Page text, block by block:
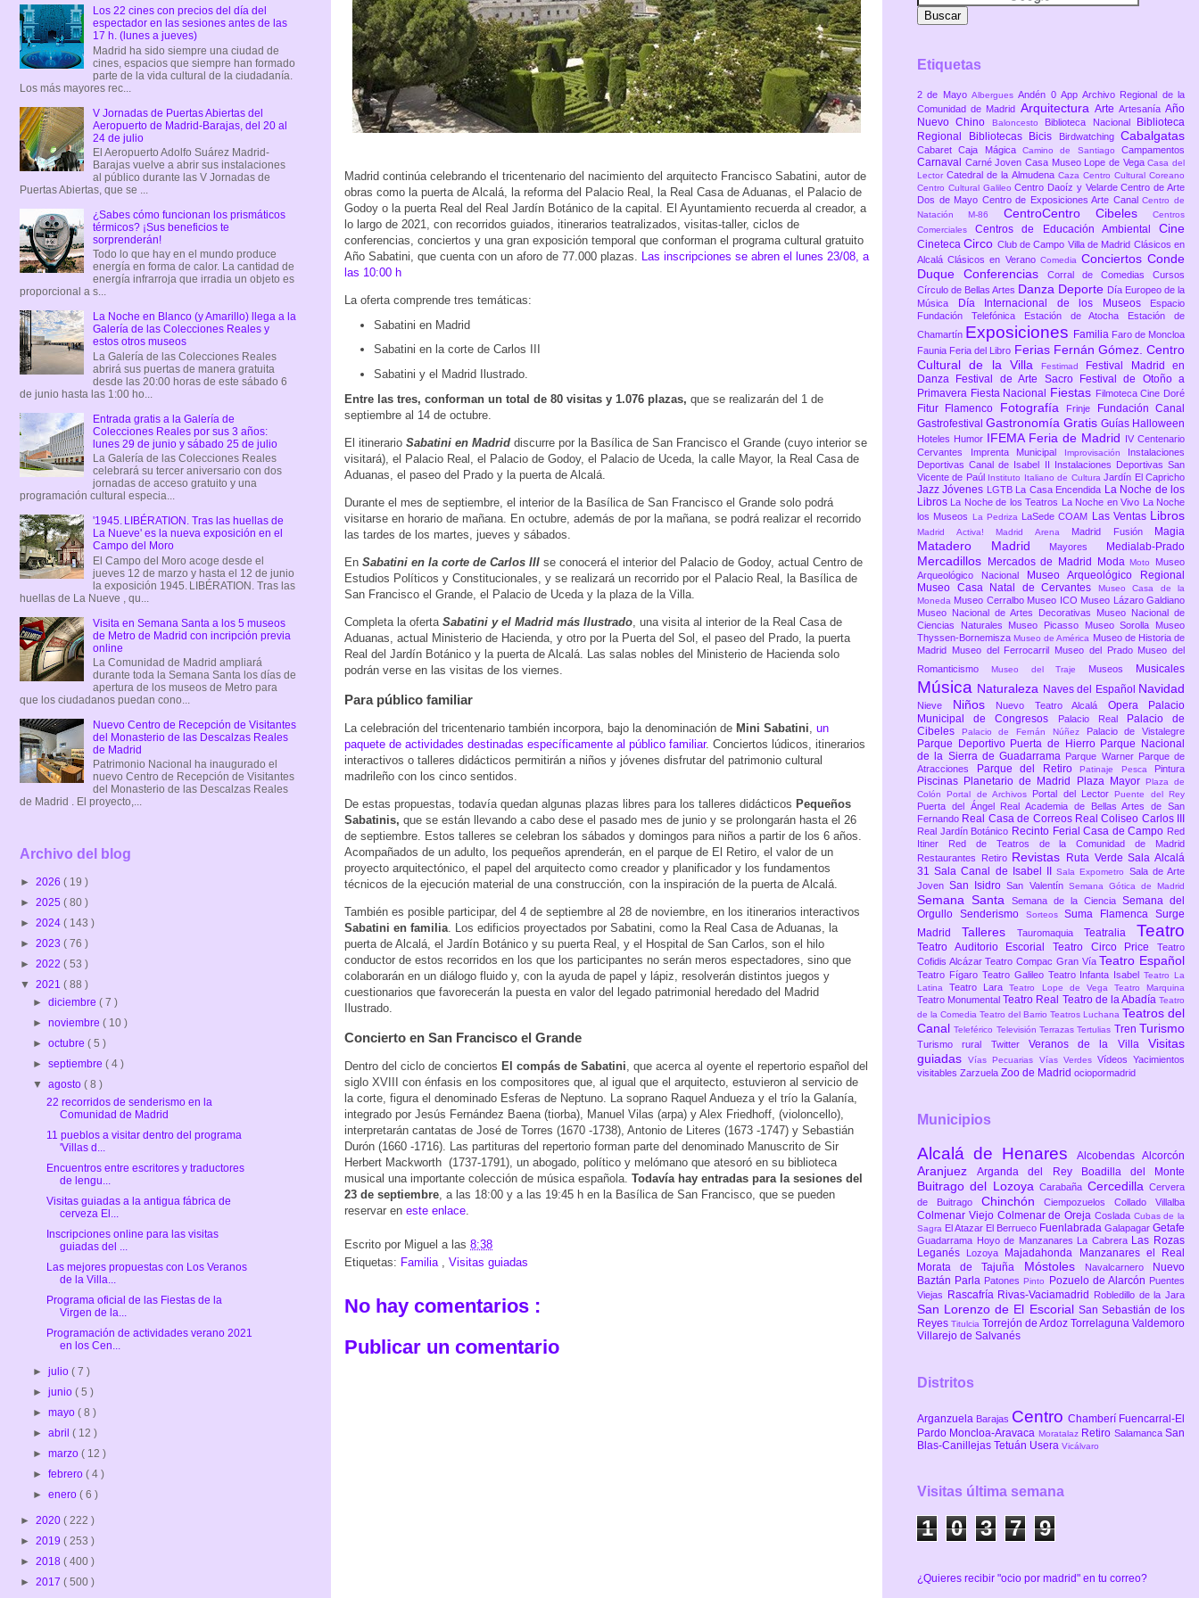
Madrid continúa celebrando el tricentenario del nacimiento del arquitecto Francisco Sabatini, autor de
obras como la puerta de Alcalá, la reforma del Palacio Real, la Real Casa de Aduanas, el Palacio de
Godoy o la puerta Real del Real Jardín Botánico de la capital. El Ayuntamiento recuerda al creador, a
lo largo de 2021, con recorridos guiados, itinerarios teatralizados, visitas-taller, ciclos de
conferencias, conciertos y una gran exposición temporal que conforman el programa cultural gratuito
Año Sabatini, que cuenta con un aforo de 77.000 plazas.
Las inscripciones se abren el lunes 23/08, a
las 10:00 h
La oferta comprende tres temáticas:
Sabatini en Madrid
Sabatini en la corte de Carlos III
Sabatini y el Madrid Ilustrado.
Entre las tres, conforman un total de 80 visitas y 1.076 plazas, que se realizarán del 1 de
septiembre al 14 de octubre.
El itinerario Sabatini en Madrid discurre por la Basílica de San Francisco el Grande (cuyo interior se
visitará), el Palacio Real, el Palacio de Godoy, el Palacio de Uceda, la calle Mayor, la Real Casa de
Aduanas, el paseo del Prado y la puerta de Alcalá.
Durante el mes de septiembre, el interior de la Basílica de San Francisco el Grande solo podrá
visitarse en horario de mañana. En octubre, además de por la mañana, se podrá realizar el recorrido
las tardes de los martes, jueves y sábados.
En Sabatini en la corte de Carlos III se conocerá el interior del Palacio de Godoy, actual Centro de
Estudios Políticos y Constitucionales, y se realizará un recorrido por el Palacio Real, la Basílica de
San Francisco el Grande, el Palacio de Uceda y la plaza de la Villa.
Completa la oferta Sabatini y el Madrid más Ilustrado , una visita al interior de la Real Casa de
Aduanas, actual Ministerio de Hacienda, y otro por la Puerta del Sol, el paseo del Prado, la puerta
Real del Jardín Botánico y la puerta de Alcalá. Las salas nobles del Ministerio de Hacienda solo
podrán verse en las visitas de los viernes.
Para público familiar
La celebración del tricentenario también incorpora, bajo la denominación de Mini Sabatini un
paquete de actividades destinadas específicamente al público familiar. Conciertos lúdicos, itinerarios
interactivos o talleres didácticos permitirán a niños y jóvenes disfrutar del patrimonio cultural
madrileño con los cinco sentidos.
De estas propuestas, todavía quedan algunas plazas libres para los talleres didácticos Pequeños
Sabatinis, que se están llevando a cabo dese el pasado mes de junio y se prolongarán hasta el 26
de septiembre. Estos talleres se celebran los sábados y domingos para niños a partir de los 6 años.
Acompañados de un adulto, los pequeños aprenderán, en el parque de El Retiro, el valor de un
proyecto arquitectónico, el papel del arquitecto como creador y planificador y los fundamentos
técnicos de la ejecución material de una construcción, con la inspiración de la puerta de Alcalá.
También es posible participar, del 4 de septiembre al 28 de noviembre, en los itinerarios interactivos
Sabatini en familia . Los edificios proyectados por Sabatini, como la Real Casa de Aduanas, la
puerta de Alcalá, el Jardín Botánico y su puerta Real, y el Hospital de San Carlos, son el hilo
conductor de estos recorridos en los que los participantes no serán meros espectadores, sino que
colaborarán en un diálogo fluido y, con la ayuda de papel y lápiz, resolverán distintos juegos y
cuestionarios que favorecerán la puesta en valor del legado patrimonial heredado del Madrid
Ilustrado.
Concierto en San Francisco el Grande
Dentro del ciclo de conciertos El compás de Sabatini , que acerca al oyente el repertorio español del
siglo XVIII con énfasis en los compositores que, al igual que el arquitecto, estuvieron al servicio de
la corte, figura el denominado Esferas de Neptuno. La soprano Raquel Andueza y el trío la Galanía,
integrado por Jesús Fernández Baena (tiorba), Manuel Vilas (arpa) y Alex Friedhoff, (violoncello),
interpretarán cantatas de José de Torres (1670 -1738), Antonio de Literes (1673 -1747) y Sebastián
Durón (1660 -1716). Las partituras del repertorio forman parte del denominado Manuscrito de Sir
Herbert Mackworth (1737-1791), un abogado, político y melómano que atesoró en su biblioteca
musical una importante colección de música española. Todavía hay entradas para la sesiones del
23 de septiembre , a las 18:00 y a las 19:45 h en la Basílica de San Francisco, que se pueden
reservar en este enlace
Escrito por Miguel a las 8:38
Etiquetas: Familia , Visitas guiadas
No hay comentarios :
Publicar un comentario
Los 22 cines con precios del día del
espectador en las sesiones antes de las
17 h. (lunes a jueves)
Madrid ha sido siempre una ciudad de
cines, espacios que siempre han formado
parte de la vida cultural de la ciudadanía.
Los más mayores rec...
V Jornadas de Puertas Abiertas del
Aeropuerto de Madrid-Barajas, del 20 al
24 de julio
El Aeropuerto Adolfo Suárez Madrid-
Barajas vuelve a abrir sus instalaciones
al público durante las V Jornadas de
Puertas Abiertas, que se ...
¿Sabes cómo funcionan los prismáticos
térmicos? ¡Sus beneficios te
sorprenderán!
Todo lo que hay en el mundo produce
energía en forma de calor. La cantidad de
energía infrarroja que irradia un objeto es
proporcional a s...
La Noche en Blanco (y Amarillo) llega a la
Galería de las Colecciones Reales y
estos otros museos
La Galería de las Colecciones Reales
abrirá sus puertas de manera gratuita
desde las 20:00 horas de este sábado 6
de junio hasta las 1:00 ho...
Entrada gratis a la Galería de
Colecciones Reales por sus 3 años:
lunes 29 de junio y sábado 25 de julio
La Galería de las Colecciones Reales
celebrará su tercer aniversario con dos
jornadas de acceso gratuito y una
programación cultural especia...
'1945. LIBÉRATION. Tras las huellas de
La Nueve' es la nueva exposición en el
Campo del Moro
El Campo del Moro acoge desde el
jueves 12 de marzo y hasta el 12 de junio
la exposición 1945. LIBÉRATION. Tras las
huellas de La Nueve , qu...
Visita en Semana Santa a los 5 museos
de Metro de Madrid con incripción previa
online
La Comunidad de Madrid ampliará
durante toda la Semana Santa los días de
apertura de los museos de Metro para
que los ciudadanos puedan cono...
Nuevo Centro de Recepción de Visitantes
del Monasterio de las Descalzas Reales
de Madrid
Patrimonio Nacional ha inaugurado el
nuevo Centro de Recepción de Visitantes
del Monasterio de las Descalzas Reales
de Madrid . El proyecto,...
Archivo del blog
► 2026 ( 19 )
► 2025 ( 80 )
► 2024 ( 143 )
► 2023 ( 76 )
► 2022 ( 53 )
▼ 2021 ( 88 )
►diciembre( 7 )
►noviembre( 10 )
►octubre( 5 )
►septiembre( 4 )
▼agosto( 8 )
22 recorridos de senderismo en la
Comunidad de Madrid
11 pueblos a visitar dentro del programa
'Villas d...
Encuentros entre escritores y traductores
de lengu...
Visitas guiadas a la antigua fábrica de
cerveza El...
Inscripciones online para las visitas
guiadas del ...
Las mejores propuestas con Los Veranos
de la Villa...
Programa oficial de las Fiestas de la
Virgen de la...
Programación de actividades verano 2021
en los Cen...
►julio( 7 )
►junio( 5 )
►mayo( 8 )
►abril( 12 )
►marzo( 12 )
►febrero( 4 )
►enero( 6 )
► 2020 ( 222 )
► 2019 ( 253 )
► 2018 ( 400 )
► 2017 ( 500 )
Etiquetas
2 de Mayo AlberguesAndén 0 AppArchivo Regional de la
Comunidad de Madrid Arquitectura Arte ArtesaníaAño
Nuevo Chino
Baloncesto Biblioteca Nacional
Biblioteca
Regional
Bibliotecas Bicis Birdwatching Cabalgatas
CabaretCaja MágicaCamino de SantiagoCampamentos
Carnaval Carné JovenCasa Museo Lope de VegaCasa del
LectorCatedral de la Almudena Caza Centro Cultural Coreano
Centro Cultural GalileoCentro Daoíz y VelardeCentro de Arte
Dos de Mayo Centro de Exposiciones Arte CanalCentro de
Natación M-86 CentroCentro Cibeles
Centros
ComercialesCentros de Educación AmbientalCine
CinetecaCirco Club de Campo Villa de Madrid Clásicos en
AlcaláClásicos en Verano Comedia ConciertosConde
Duque Conferencias Corral de Comedias Cursos
Círculo de Bellas Artes Danza Deporte Día Europeo de la
Música
Día Internacional de los Museos
Espacio
Fundación Telefónica
Estación de Atocha
Estación de
Chamartín Exposiciones Familia Faro de Moncloa
Faunia Feria del Libro Ferias Fernán Gómez. Centro
Cultural de la VillaFestimad
Festival Madrid en
Danza
Festival de Arte Sacro
Festival de Otoño a
Primavera Fiesta Nacional Fiestas Filmoteca Cine Doré
Fitur Flamenco Fotografía Frinje
Fundación Canal
Gastrofestival Gastronomía Gratis Guías Halloween
Hoteles Humor IFEMA Feria de Madrid
IV Centenario
Cervantes
Imprenta Municipal Improvisación
Instalaciones
Deportivas Canal de Isabel II
Instalaciones Deportivas San
Vicente de Paúl
Instituto Italiano de CulturaJardín El Capricho
JazzJóvenes LGTB La Casa Encendida La Noche de los
Libros
La Noche de los Teatros La Noche en Vivo
La Noche
los Museos
La Pedriza LaSede COAM Las Ventas Libros
Madrid Activa! Madrid Arena Madrid Fusión Magia
Matadero Madrid Mayores Medialab-Prado
Mercadillos Mercados de Madrid ModaMoto Museo
Arqueológico Nacional
Museo Arqueológico Regional
Museo Casa Natal de Cervantes
Museo Casa de la
Moneda Museo Cerralbo Museo ICO Museo Lázaro Galdiano
Museo Nacional de Artes Decorativas Museo Nacional de
Ciencias Naturales Museo Picasso Museo Sorolla Museo
Thyssen-BornemiszaMuseo de América Museo de Historia de
Madrid
Museo del Ferrocarril Museo del Prado Museo del
Romanticismo
Museo del Traje Museos Musicales
Música Naturaleza Naves del Español Navidad
Nieve Niños Nuevo Teatro Alcalá Opera
Palacio
Municipal de Congresos
Palacio Real
Palacio de
Cibeles
Palacio de Fernán Núñez Palacio de Vistalegre
Parque Deportivo Puerta de Hierro Parque Nacional
de la Sierra de Guadarrama Parque Warner Parque de
Atracciones
Parque del Retiro Patinaje Pesca Pintura
Piscinas Planetario de Madrid Plaza Mayor
Plaza de
Colón Portal de Archivos Portal del LectorPuente del Rey
Puerta del Ángel
Real Academia de Bellas Artes de San
Fernando Real Casa de Correos Real Coliseo Carlos III
Real Jardín Botánico Recinto Ferial Casa de Campo Red
Itiner
Red de Teatros de la Comunidad de Madrid
Restaurantes
Retiro Revistas Ruta VerdeSala Alcalá
31Sala Canal de Isabel IISala Expometro Sala de Arte
JovenSan IsidroSan Valentín Semana Gótica de Madrid
Semana Santa Semana de la Ciencia Semana del
Orgullo Senderismo SorteosSuma FlamencaSurge
Madrid Talleres Tauromaquia Teatralia Teatro
Teatro Auditorio Escorial Teatro Circo Price Teatro
Cofidis AlcázarTeatro Compac Gran Vía Teatro Español
Teatro Fígaro Teatro Galileo Teatro Infanta IsabelTeatro La
Latina Teatro LaraTeatro Lope de Vega Teatro Marquina
Teatro Monumental Teatro Real Teatro de la Abadía Teatro
de la Comedia Teatro del Barrio Teatros Luchana Teatros del
CanalTeleférico TelevisiónTerrazasTertulias Tren Turismo
Turismo rural Twitter Veranos de la VillaVisitas
guiadasVías Pecuarias Vías Verdes VídeosYacimientos
visitables Zarzuela Zoo de Madrid ociopormadrid
Municipios
Alcalá de Henares Alcobendas Alcorcón
AranjuezArganda del Rey Boadilla del Monte
Buitrago del LozoyaCarabaña CercedillaCervera
de Buitrago ChinchónCiempozuelosCollado Villalba
Colmenar Viejo Colmenar de Oreja Coslada Cubas de la
Sagra El Atazar El Berrueco Fuenlabrada Galapagar Getafe
Guadarrama Hoyo de Manzanares La Cabrera Las Rozas
Leganés
Lozoya Majadahonda
Manzanares el Real
Morata de Tajuña Móstoles Navalcarnero
Nuevo
Baztán Parla PatonesPinto Pozuelo de Alarcón Puentes
Viejas
Rascafría Rivas-Vaciamadrid Robledillo de la Jara
San Lorenzo de El Escorial San Sebastián de los
Reyes Titulcia Torrejón de Ardoz Torrelaguna Valdemoro
Villarejo de Salvanés
Distritos
Arganzuela Barajas Centro Chamberí Fuencarral-El
Pardo Moncloa-Aravaca Moratalaz Retiro SalamancaSan
Blas-Canillejas Tetuán Usera Vicálvaro
Visitas última semana
1 0 3 7 9
¿Quieres recibir "ocio por madrid" en tu correo?